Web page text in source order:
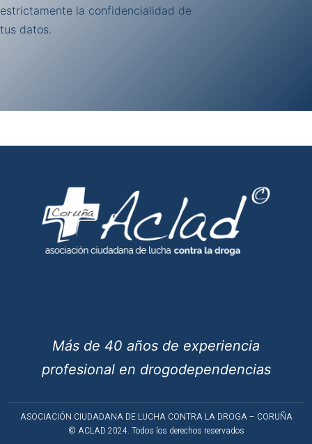
estrictamente la confidencialidad de
tus datos.
Más de 40 años de experiencia
profesional en drogodependencias
ASOCIACIÓN CIUDADANA DE LUCHA CONTRA LA DROGA – CORUÑA
© ACLAD 2024. Todos los derechos reservados